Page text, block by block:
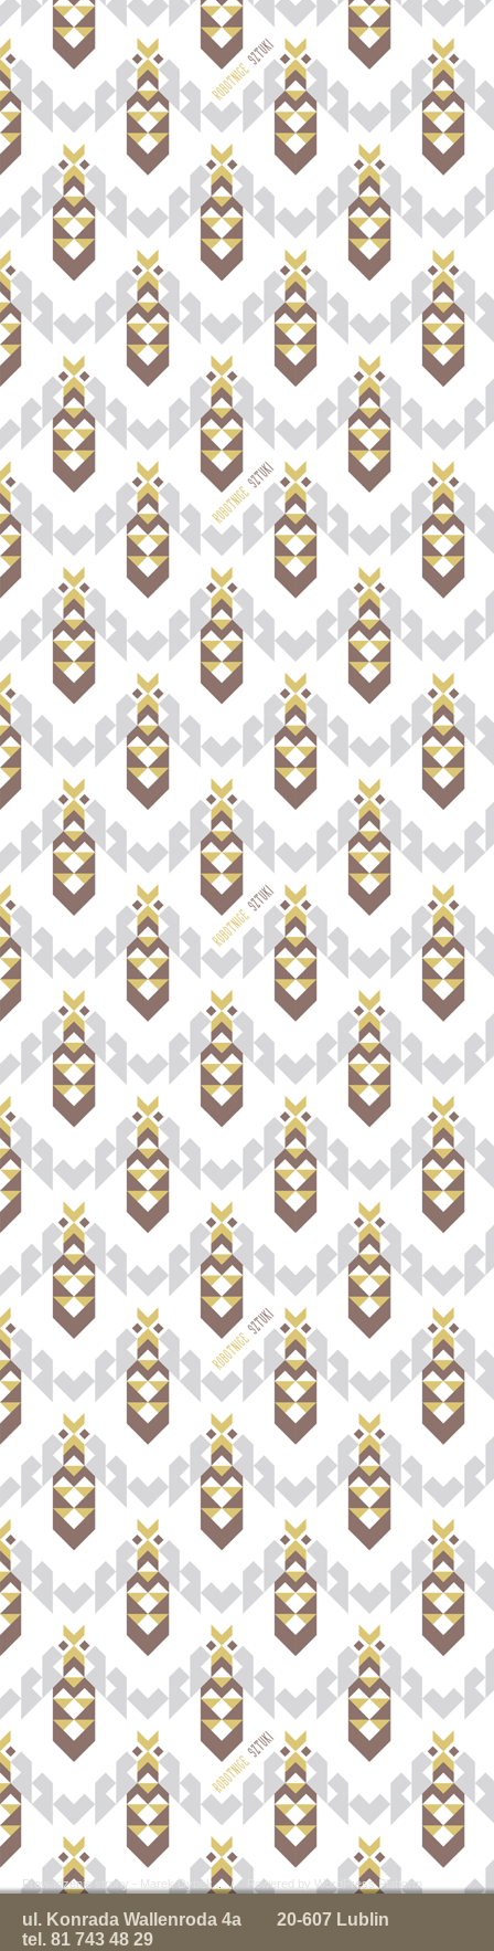
Prowadzenie strony - Marek Dybek/ Powered by WordPress Platform
ul. Konrada Wallenroda 4a 20-607 Lublin
tel. 81 743 48 29